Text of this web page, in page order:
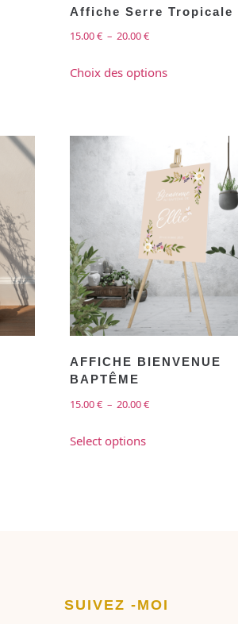
Affiche Serre Tropicale
15.00€ – 20.00€
Choix des options
AFFICHE BIENVENUE
BAPTÊME
15.00€ – 20.00€
Select options
SUIVEZ -MOI